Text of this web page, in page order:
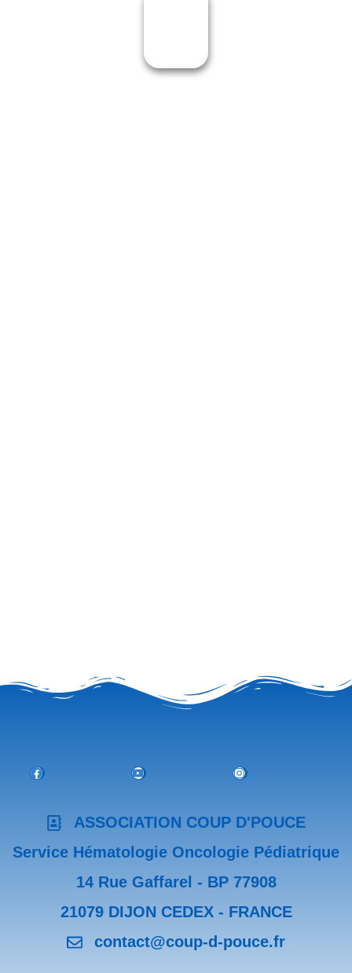
Facebook Youtube Instagram
ASSOCIATION COUP D'POUCE
Service Hématologie Oncologie Pédiatrique
14 Rue Gaffarel - BP 77908
21079 DIJON CEDEX - FRANCE
contact@coup-d-pouce.fr